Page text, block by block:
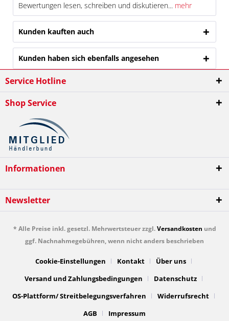
Bewertungen lesen, schreiben und diskutieren... mehr
Kunden kauften auch
Kunden haben sich ebenfalls angesehen
Service Hotline
Shop Service
Informationen
Newsletter
* Alle Preise inkl. gesetzl. Mehrwertsteuer zzgl.Versandkosten und
ggf. Nachnahmegebühren, wenn nicht anders beschrieben
Cookie-Einstellungen Kontakt
Über uns
Versand und Zahlungsbedingungen
Datenschutz
OS-Plattform/ Streitbelegungsverfahren
Widerrufsrecht
AGB
Impressum